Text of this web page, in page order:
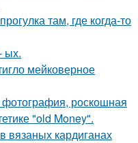
там, где когда-то
ых.
мейковерное
роскошная
"old Money".
вязаных кардиганах